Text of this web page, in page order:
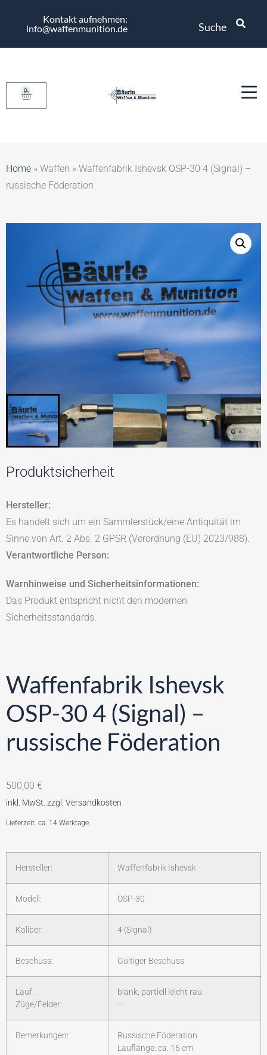
Kontakt aufnehmen:
info@waffenmunition.de
Suche
0
Home » Waffen » Waffenfabrik Ishevsk OSP-30 4 (Signal) –
russische Föderation
Produktsicherheit
Hersteller:
Es handelt sich um ein Sammlerstück/eine Antiquität im
Sinne von Art. 2 Abs. 2 GPSR (Verordnung (EU) 2023/988).
Verantwortliche Person:
Warnhinweise und Sicherheitsinformationen:
Das Produkt entspricht nicht den modernen
Sicherheitsstandards.
Waffenfabrik Ishevsk
OSP-30 4 (Signal) –
russische Föderation
500,00 €
Lieferzeit: ca. 14 Werktage
Hersteller: Waffenfabrik Ishevsk
Modell: OSP-30
Kaliber: 4 (Signal)
Beschuss: Gültiger Beschuss
Lauf:
Züge/Felder:
blank, partiell leicht rau
–
Bemerkungen:
Russische Föderation
Lauflänge: ca. 15 cm